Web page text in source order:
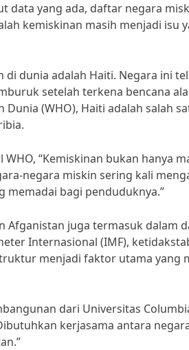
data yang ada, daftar negara
kemiskinan masih menjadi isu
dunia adalah Haiti. Negara ini
setelah terkena bencana
(WHO), Haiti adalah salah
“Kemiskinan bukan hanya
negara miskin sering kali
memadai bagi penduduknya.”
Afganistan juga termasuk dalam
Internasional (IMF),
menjadi faktor utama yang
dari Universitas
kerjasama antara